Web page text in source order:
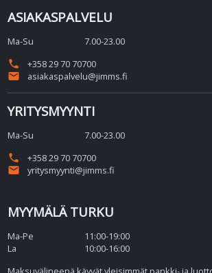
ASIAKASPALVELU
Ma-Su
7.00-23.00
phone
+358 29 70 70700
email
asiakaspalvelu@jimms.fi
YRITYSMYYNTI
Ma-Su
7.00-23.00
phone
+358 29 70 70700
email
yritysmyynti@jimms.fi
MYYMÄLÄ TURKU
Ma-Pe
11:00-19:00
La
10:00-16:00